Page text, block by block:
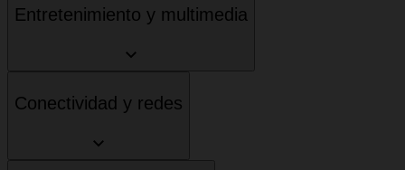
Entretenimiento y multimedia
Conectividad y redes